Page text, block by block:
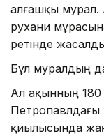
алғашқы
рухани
ретінде
Бұл муралдың
Ал ақынның
Петропавлдағы
қиылысында